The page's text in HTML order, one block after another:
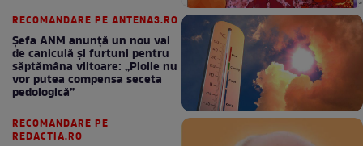
RECOMANDARE PE ANTENA3.RO
Șefa ANM anunță un nou val
de caniculă și furtuni pentru
săptămâna viitoare: „Ploile nu
vor putea compensa seceta
pedologică”
RECOMANDARE PE
REDACTIA.RO